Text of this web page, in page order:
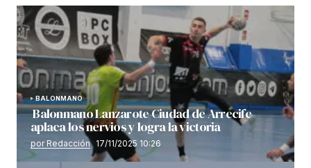
BALONMANO
Balonmano Lanzarote Ciudad de Arrecife
aplaca los nervios y logra la victoria
por Redacción 17/11/2025 10:26